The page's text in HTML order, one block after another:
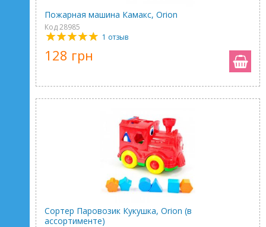
Пожарная машина Камакс, Orion
Код 28985
1 отзыв
128 грн
Сортер Паровозик Кукушка, Orion (в
ассортименте)